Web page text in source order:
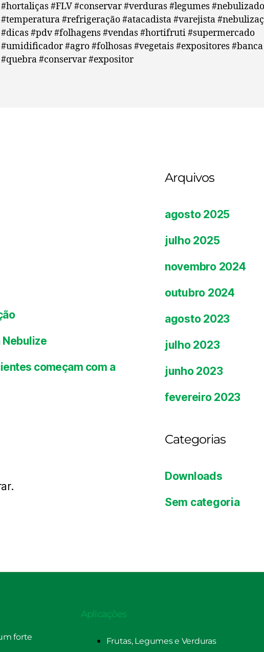
#hortaliças #FLV #conservar #verduras #legumes
#temperatura #refrigeração #atacadista #varejista
#dicas #pdv #folhagens #vendas #hortifruti #supermercado
#umidificador #agro #folhosas #vegetais #expositores #banca
#quebra #conservar #expositor
começam com a
Arquivos
agosto 2025
julho 2025
novembro 2024
outubro 2024
agosto 2023
julho 2023
junho 2023
fevereiro 2023
Categorias
Downloads
Sem categoria
forte
Aplicações
Frutas, Legumes e Verduras